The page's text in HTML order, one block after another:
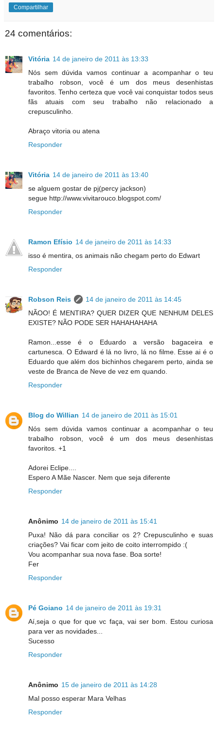
Compartilhar
24 comentários:
Vitória 14 de janeiro de 2011 às 13:33
Nós sem dúvida vamos continuar a acompanhar o teu
trabalho robson, você é um dos meus desenhistas
favoritos. Tenho certeza que você vai conquistar todos seus
fãs atuais com seu trabalho não relacionado a
crepusculinho.
Abraço vitoria ou atena
Responder
Vitória 14 de janeiro de 2011 às 13:40
se alguem gostar de pj(percy jackson)
segue http://www.vivitarouco.blogspot.com/
Responder
Ramon Efísio 14 de janeiro de 2011 às 14:33
isso é mentira, os animais não chegam perto do Edwart
Responder
Robson Reis
14 de janeiro de 2011 às 14:45
NÃOO! É MENTIRA? QUER DIZER QUE NENHUM DELES
EXISTE? NÃO PODE SER HAHAHAHAHA
Ramon...esse é o Eduardo a versão bagaceira e
cartunesca. O Edward é lá no livro, lá no filme. Esse ai é o
Eduardo que além dos bichinhos chegarem perto, ainda se
veste de Branca de Neve de vez em quando.
Responder
Blog do Willian 14 de janeiro de 2011 às 15:01
Nós sem dúvida vamos continuar a acompanhar o teu
trabalho robson, você é um dos meus desenhistas
favoritos. +1
Adorei Eclipe....
Espero A Mãe Nascer. Nem que seja diferente
Responder
Anônimo 14 de janeiro de 2011 às 15:41
Puxa! Não dá para conciliar os 2? Crepusculinho e suas
criações? Vai ficar com jeito de coito interrompido :(
Vou acompanhar sua nova fase. Boa sorte!
Fer
Responder
Pé Goiano 14 de janeiro de 2011 às 19:31
Aí,seja o que for que vc faça, vai ser bom. Estou curiosa
para ver as novidades...
Sucesso
Responder
Anônimo 15 de janeiro de 2011 às 14:28
Mal posso esperar Mara Velhas
Responder